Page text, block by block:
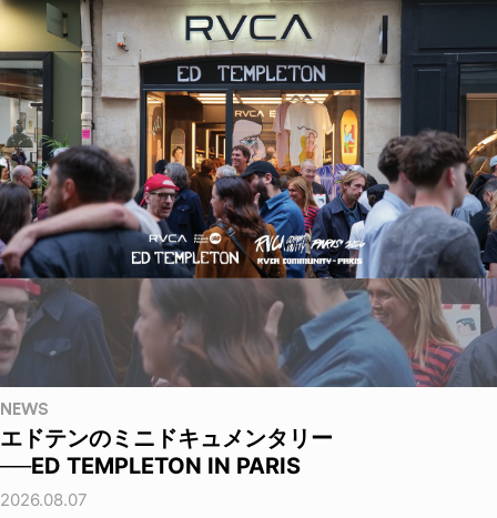
NEWS
エドテンのミニドキュメンタリー
──ED TEMPLETON IN PARIS
2026.08.07